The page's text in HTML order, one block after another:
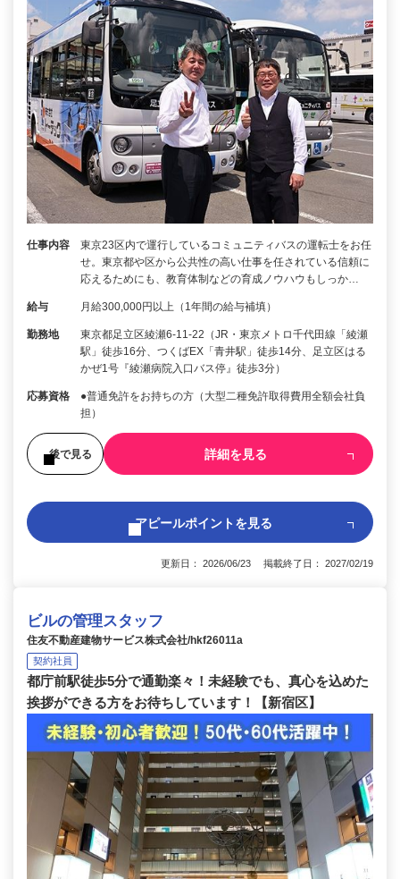
仕事内容
東京23区内で運行しているコミュニティバスの運転士をお任
せ。東京都や区から公共性の高い仕事を任されている信頼に
応えるためにも、教育体制などの育成ノウハウもしっか…
給与 月給300,000円以上（1年間の給与補填）
勤務地
東京都足立区綾瀬6-11-22（JR・東京メトロ千代田線「綾瀬
駅」徒歩16分、つくばEX「青井駅」徒歩14分、足立区はる
かぜ1号『綾瀬病院入口バス停』徒歩3分）
応募資格
●普通免許をお持ちの方（大型二種免許取得費用全額会社負
担）
後で見る 詳細を見る
アピールポイントを見る
更新日： 2026/06/23 掲載終了日： 2027/02/19
ビルの管理スタッフ
住友不動産建物サービス株式会社/hkf26011a
契約社員
都庁前駅徒歩5分で通勤楽々！未経験でも、真心を込めた
挨拶ができる方をお待ちしています！【新宿区】